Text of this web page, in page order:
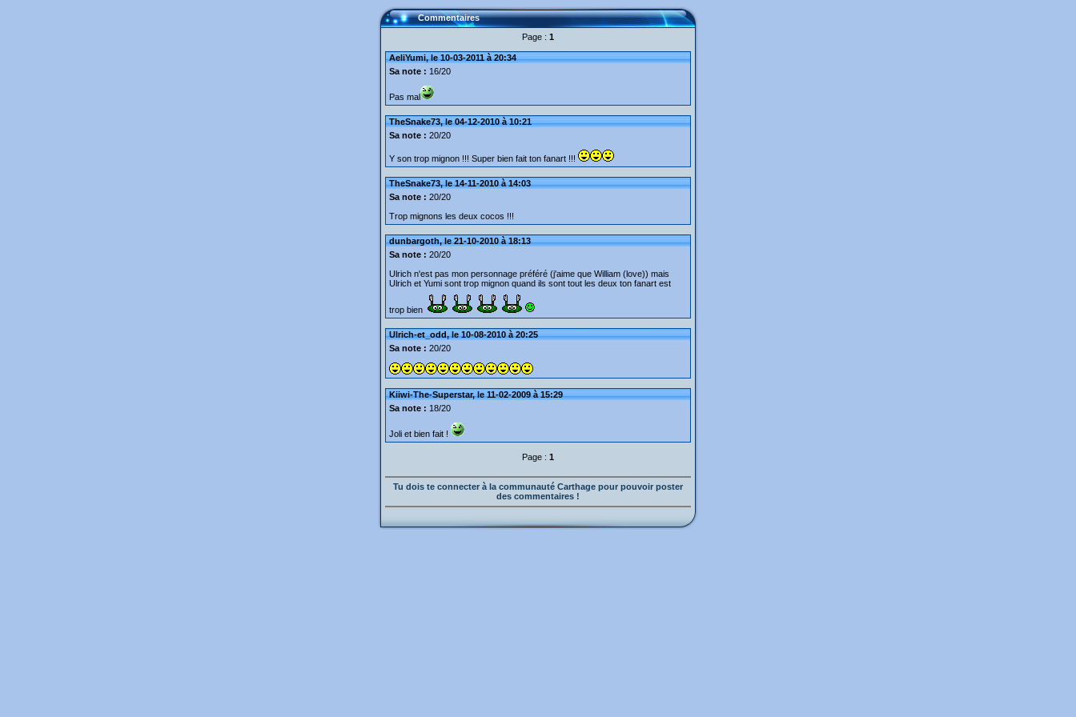
Commentaires
Page : 1
AeliYumi, le 10-03-2011 à 20:34
Sa note : 16/20
Pas mal
TheSnake73, le 04-12-2010 à 10:21
Sa note : 20/20
Y son trop mignon !!! Super bien fait ton fanart !!!
TheSnake73, le 14-11-2010 à 14:03
Sa note : 20/20
Trop mignons les deux cocos !!!
dunbargoth, le 21-10-2010 à 18:13
Sa note : 20/20
Ulrich n'est pas mon personnage préféré (j'aime que William (love)) mais
Ulrich et Yumi sont trop mignon quand ils sont tout les deux ton fanart est
trop bien
Ulrich-et_odd, le 10-08-2010 à 20:25
Sa note : 20/20
Kiiwi-The-Superstar, le 11-02-2009 à 15:29
Sa note : 18/20
Joli et bien fait !
Page : 1
Tu dois te connecter à la communauté Carthage pour pouvoir poster
des commentaires !